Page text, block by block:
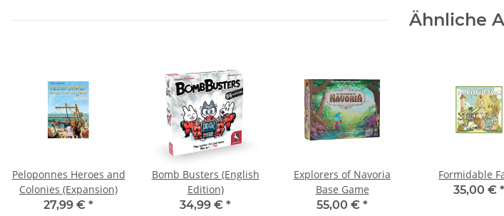
Ähnliche
Peloponnes Heroes and
Colonies (Expansion)
27,99 € *
Bomb Busters (English
Edition)
34,99 € *
Explorers of Navoria
Base Game
55,00 € *
Formidable
35,00 € *